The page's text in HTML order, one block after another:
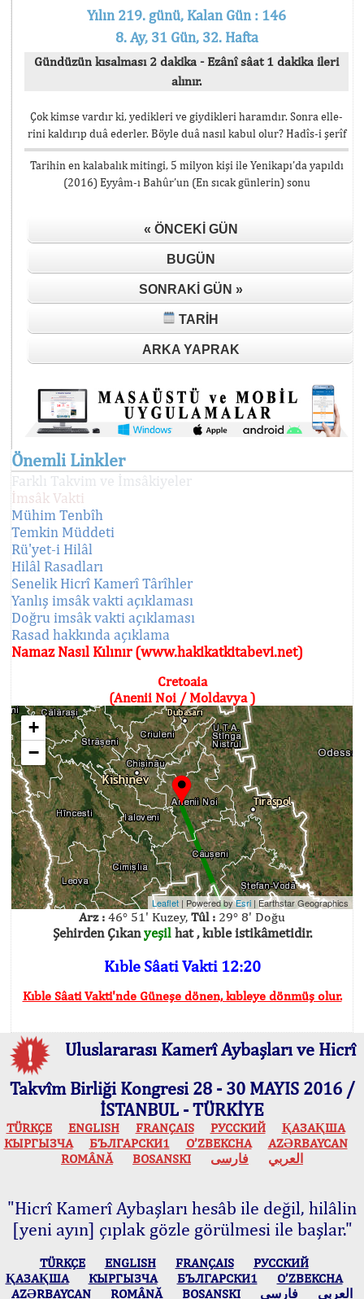
Yılın 219. günü, Kalan Gün : 146
8. Ay, 31 Gün, 32. Hafta
Gündüzün kısalması 2 dakika - Ezânî sâat 1 dakika ileri
alınır.
Çok kimse vardır ki, yedikleri ve giydikleri haramdır. Sonra elle-
rini kaldırıp duâ ederler. Böyle duâ nasıl kabul olur? Hadîs-i şerîf
Tarihin en kalabalık mitingi, 5 milyon kişi ile Yenikapı’da yapıldı
(2016) Eyyâm-ı Bahûr’un (En sıcak günlerin) sonu
« ÖNCEKI GÜN
BUGÜN
SONRAKI GÜN »
TARIH
ARKA YAPRAK
Önemli Linkler
Farklı Takvim ve İmsâkiyeler
İmsâk Vakti
Mühim Tenbîh
Temkin Müddeti
Rü'yet-i Hilâl
Hilâl Rasadları
Senelik Hicrî Kamerî Târîhler
Yanlış imsâk vakti açıklaması
Doğru imsâk vakti açıklaması
Rasad hakkında açıklama
Namaz Nasıl Kılınır (www.hakikatkitabevi.net)
Cretoaia
(Anenii Noi / Moldavya )
+
−
Leaflet | Powered byEsri |Earthstar Geographics
Arz : 46° 51' Kuzey, Tûl : 29° 8' Doğu
Şehirden Çıkanyeşilhat , kıble istikâmetidir.
Kıble Sâati Vakti 12:20
Kıble Sâati Vakti'nde Güneşe dönen, kıbleye dönmüş olur.
Uluslararası Kamerî Aybaşları ve Hicrî
Takvîm Birliği Kongresi 28 - 30 MAYIS 2016 /
İSTANBUL - TÜRKİYE
TÜRKÇE ENGLISH FRANÇAIS РУССКИЙ
ҚАЗАҚША
КЫPГЫЗЧA
БЪЛГАРСКИ1 O’ZBEKCHA
AZӘRBAYCAN
ROMÂNĂ
BOSANSKI العربي فارسی
"Hicrî Kamerî Aybaşları hesâb ile değil, hilâlin
[yeni ayın] çıplak gözle görülmesi ile başlar."
TÜRKÇE ENGLISH FRANÇAIS
РУССКИЙ
ҚАЗАҚША
КЫPГЫЗЧA БЪЛГАРСКИ1
O’ZBEKCHA
AZӘRBAYCAN
ROMÂNĂ BOSANSKI العربي فارسی